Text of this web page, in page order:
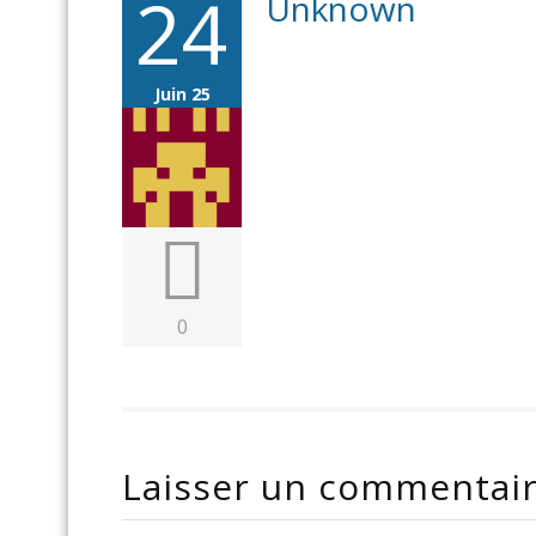
24
Juin 25
0
Laisser un